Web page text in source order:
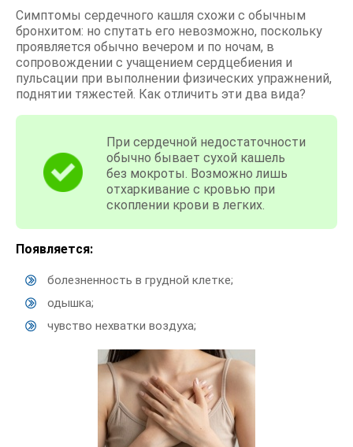
Симптомы сердечного кашля схожи с обычным
бронхитом: но спутать его невозможно, поскольку
проявляется обычно вечером и по ночам, в
сопровождении с учащением сердцебиения и
пульсации при выполнении физических упражнений,
поднятии тяжестей. Как отличить эти два вида?
При сердечной недостаточности
обычно бывает сухой кашель
без мокроты. Возможно лишь
отхаркивание с кровью при
скоплении крови в легких.
Появляется:
болезненность в грудной клетке;
одышка;
чувство нехватки воздуха;